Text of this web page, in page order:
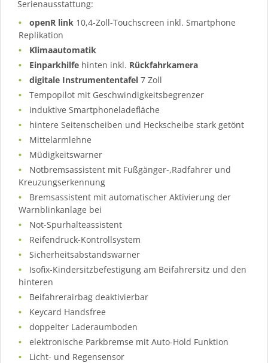
Serienausstattung:
openR link 10,4-Zoll-Touchscreen inkl. Smartphone
Replikation
Klimaautomatik
Einparkhilfe hinten inkl. Rückfahrkamera
digitale Instrumententafel 7 Zoll
Tempopilot mit Geschwindigkeitsbegrenzer
induktive Smartphoneladefläche
hintere Seitenscheiben und Heckscheibe stark getönt
Mittelarmlehne
Müdigkeitswarner
Notbremsassistent mit Fußgänger-,Radfahrer und
Kreuzungserkennung
Bremsassistent mit automatischer Aktivierung der
Warnblinkanlage bei
Not-Spurhalteassistent
Reifendruck-Kontrollsystem
Sicherheitsabstandswarner
Isofix-Kindersitzbefestigung am Beifahrersitz und den
hinteren
Beifahrerairbag deaktivierbar
Keycard Handsfree
doppelter Laderaumboden
elektronische Parkbremse mit Auto-Hold Funktion
Licht- und Regensensor